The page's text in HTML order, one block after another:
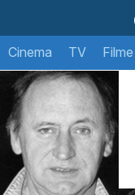
Cinema TV Filme